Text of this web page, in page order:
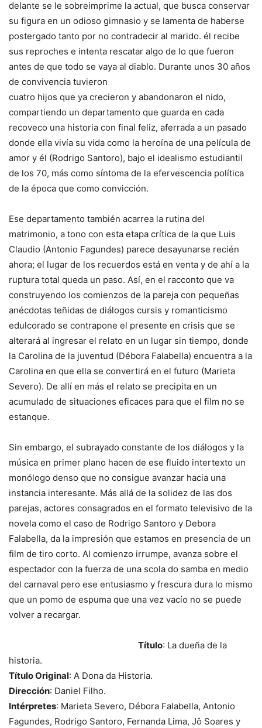
delante se le sobreimprime la actual, que busca conservar
su figura en un odioso gimnasio y se lamenta de haberse
postergado tanto por no contradecir al marido. él recibe
sus reproches e intenta rescatar algo de lo que fueron
antes de que todo se vaya al diablo. Durante unos 30 años
de convivencia tuvieron
cuatro hijos que ya crecieron y abandonaron el nido,
compartiendo un departamento que guarda en cada
recoveco una historia con final feliz, aferrada a un pasado
donde ella vivía su vida como la heroína de una película de
amor y él (Rodrigo Santoro), bajo el idealismo estudiantil
de los 70, más como síntoma de la efervescencia política
de la época que como convicción.
Ese departamento también acarrea la rutina del
matrimonio, a tono con esta etapa crítica de la que Luis
Claudio (Antonio Fagundes) parece desayunarse recién
ahora; el lugar de los recuerdos está en venta y de ahí a la
ruptura total queda un paso. Así, en el racconto que va
construyendo los comienzos de la pareja con pequeñas
anécdotas teñidas de diálogos cursis y romanticismo
edulcorado se contrapone el presente en crisis que se
alterará al ingresar el relato en un lugar sin tiempo, donde
la Carolina de la juventud (Débora Falabella) encuentra a la
Carolina en que ella se convertirá en el futuro (Marieta
Severo). De allí en más el relato se precipita en un
acumulado de situaciones eficaces para que el film no se
estanque.
Sin embargo, el subrayado constante de los diálogos y la
música en primer plano hacen de ese fluido intertexto un
monólogo denso que no consigue avanzar hacia una
instancia interesante. Más allá de la solidez de las dos
parejas, actores consagrados en el formato televisivo de la
novela como el caso de Rodrigo Santoro y Debora
Falabella, da la impresión que estamos en presencia de un
film de tiro corto. Al comienzo irrumpe, avanza sobre el
espectador con la fuerza de una scola do samba en medio
del carnaval pero ese entusiasmo y frescura dura lo mismo
que un pomo de espuma que una vez vacío no se puede
volver a recargar.
Título: La dueña de la
historia.
Título Original: A Dona da Historia.
Dirección: Daniel Filho.
Intérpretes: Marieta Severo, Débora Falabella, Antonio
Fagundes, Rodrigo Santoro, Fernanda Lima, Jô Soares y